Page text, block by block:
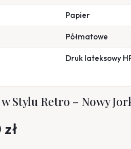
Papier
Półmatowe
Druk lateksowy
w Stylu Retro – Nowy